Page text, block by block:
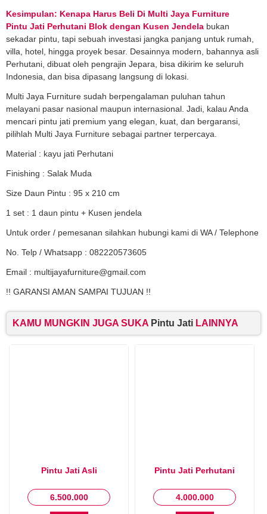
Kesimpulan: Kenapa Harus Beli Di Multi Jaya Furniture
Pintu Jati Perhutani Blok dengan Kusen Jendela bukan
sekadar pintu, tapi sebuah investasi jangka panjang untuk rumah,
villa, hotel, hingga proyek besar. Desainnya modern, bahannya asli
Perhutani, dibuat oleh pengrajin Jepara, bisa dikirim ke seluruh
Indonesia, dan bisa dipasang langsung di lokasi.
Multi Jaya Furniture sudah berpengalaman puluhan tahun
melayani pasar nasional maupun internasional. Jadi, kalau Anda
mencari pintu jati premium yang elegan, kuat, dan bergaransi,
pilihlah Multi Jaya Furniture sebagai partner terpercaya.
Material : kayu jati Perhutani
Finishing : Salak Muda
Size Daun Pintu : 95 x 210 cm
1 set : 1 daun pintu + Kusen jendela
Untuk order / pemesanan silahkan hubungi kami di WA / Telephone
No. Telp / Whatsapp : 082220573605
Email : multijayafurniture@gmail.com
!! GARANSI AMAN SAMPAI TUJUAN !!
KAMU MUNGKIN JUGA SUKA Pintu Jati LAINNYA
Pintu Jati Asli
6.500.000
Pintu Jati Perhutani
4.000.000